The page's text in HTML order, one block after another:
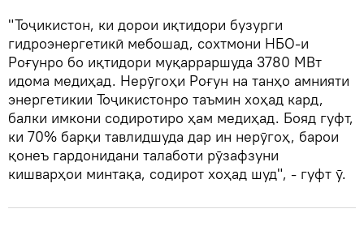
"Тоҷикистон, ки дорои иқтидори бузурги
гидроэнергетикӣ мебошад, сохтмони НБО-и
Роғунро бо иқтидори муқарраршуда 3780 МВт
идома медиҳад. Нерӯгоҳи Роғун на танҳо амнияти
энергетикии Тоҷикистонро таъмин хоҳад кард,
балки имкони содиротиро ҳам медиҳад. Бояд гуфт,
ки 70% барқи тавлидшуда дар ин нерӯгоҳ, барои
қонеъ гардонидани талаботи рӯзафзуни
кишварҳои минтақа, содирот хоҳад шуд", - гуфт ӯ.